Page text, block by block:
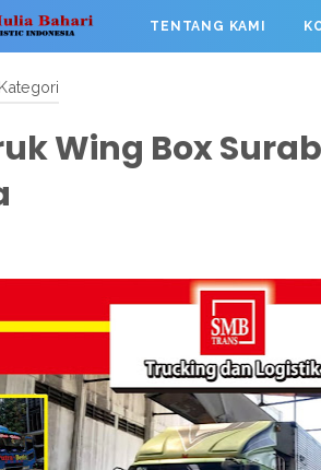
TENTANG KAMI
Wing Box